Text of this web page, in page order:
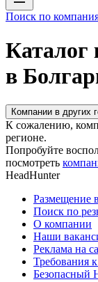
Поиск по
Каталог
в
Компании в других
К сожалению,
регионе.
Попробуйте
посмотреть
HeadHunter
Размещение
Поиск по
О компании
Наши
Реклама на
Требования
Безопасный